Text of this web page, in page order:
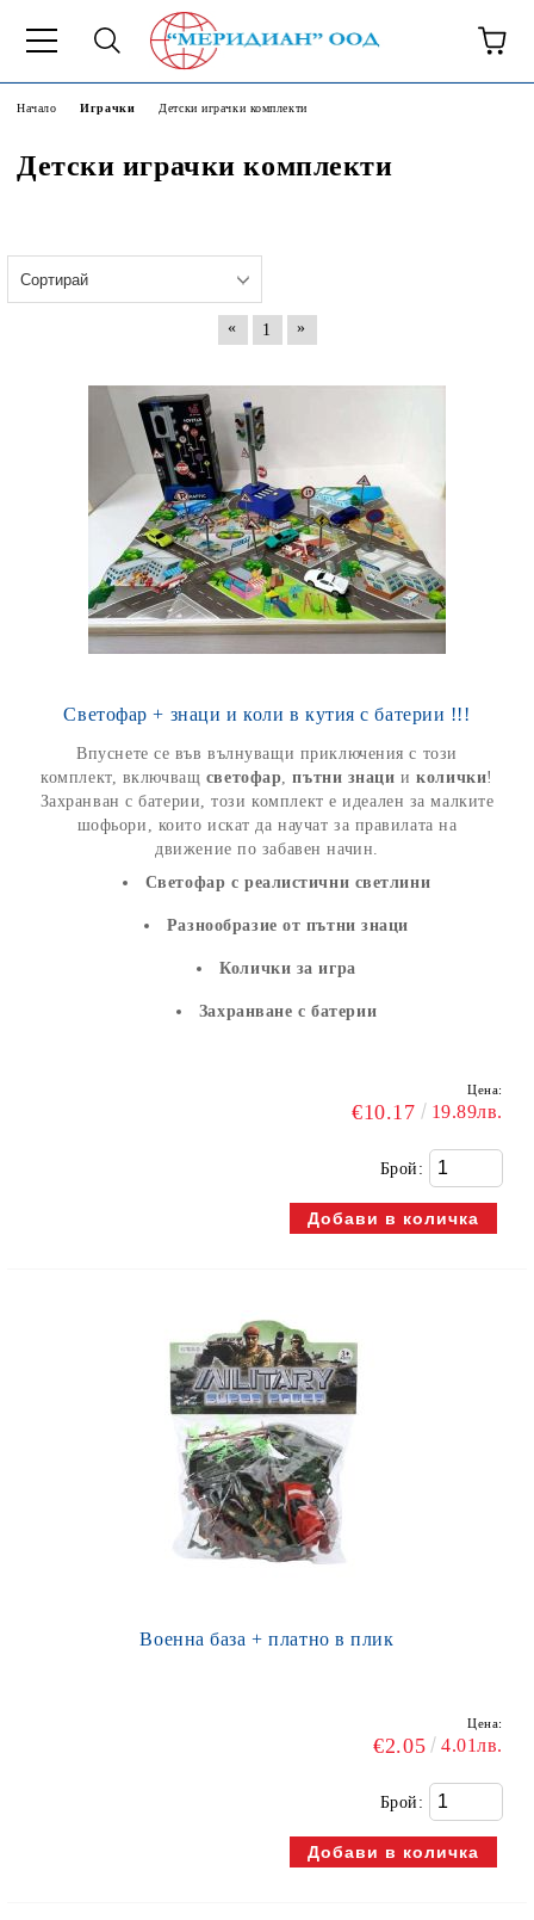
Начало Играчки Детски играчки комплекти
Детски играчки комплекти
« 1 »
Светофар + знаци и коли в кутия с батерии !!!
Впуснете се във вълнуващи приключения с този
комплект, включващ светофар,пътни знаци иколички!
Захранван с батерии, този комплект е идеален за малките
шофьори, които искат да научат за правилата на
движение по забавен начин.
Светофар с реалистични светлини
Разнообразие от пътни знаци
Колички за игра
Захранване с батерии
Цена:
€10.17 19.89лв.
Брой:
Военна база + платно в плик
Цена:
€2.05 4.01лв.
Брой: